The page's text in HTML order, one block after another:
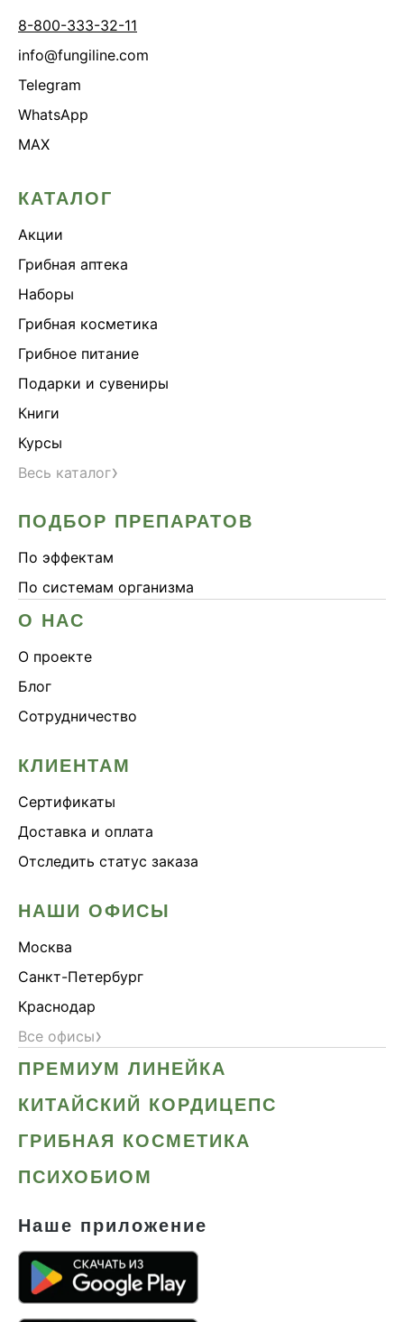
8-800-333-32-11
info@fungiline.com
Telegram
WhatsApp
MAX
КАТАЛОГ
Акции
Грибная аптека
Наборы
Грибная косметика
Грибное питание
Подарки и сувениры
Книги
Курсы
Весь каталог›
ПОДБОР ПРЕПАРАТОВ
По эффектам
По системам организма
О НАС
О проекте
Блог
Сотрудничество
КЛИЕНТАМ
Сертификаты
Доставка и оплата
Отследить статус заказа
НАШИ ОФИСЫ
Москва
Санкт-Петербург
Краснодар
Все офисы›
ПРЕМИУМ ЛИНЕЙКА
КИТАЙСКИЙ КОРДИЦЕПС
ГРИБНАЯ КОСМЕТИКА
ПСИХОБИОМ
Наше приложение